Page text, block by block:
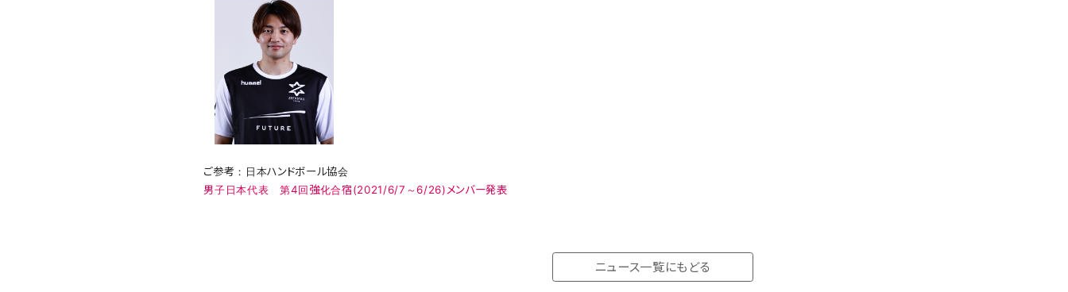
ご参考：日本ハンドボール協会
男子日本代表 第4回強化合宿(2021/6/7～6/26)メンバー発表
ニュース一覧にもどる